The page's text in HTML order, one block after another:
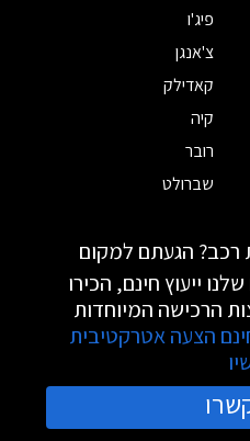
פיג'ו
צ'אנגן
קאדילק
קיה
רובר
שברולט
רכב? הגעתם למקום
ייעוץ חינם, הכירו
הרכישה המיוחדות
הצעה אטרקטיבית